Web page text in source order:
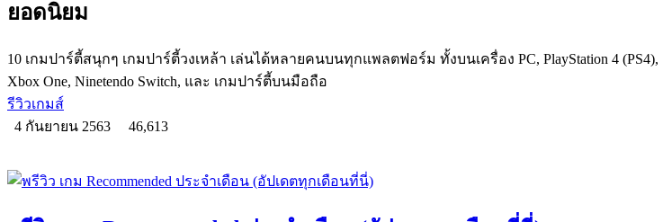
ยอดนิยม
10 เกมปาร์ตี้สนุกๆ เกมปาร์ตี้วงเหล้า เล่นได้หลายคนบนทุกแพลตฟอร์ม ทั้งบนเครื่อง PC, PlayStation 4 (PS4),
Xbox One, Ninetendo Switch, และ เกมปาร์ตี้บนมือถือ
รีวิวเกมส์
4 กันยายน 2563
46,613